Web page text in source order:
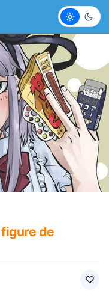
Claro
de